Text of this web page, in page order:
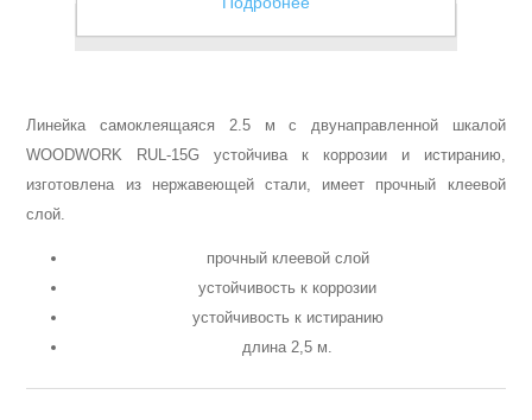
Линейка самоклеящаяся 2.5 м с двунаправленной шкалой
WOODWORK RUL-15G устойчива к коррозии и истиранию,
изготовлена из нержавеющей стали, имеет прочный клеевой
слой.
прочный клеевой слой
устойчивость к коррозии
устойчивость к истиранию
длина 2,5 м.